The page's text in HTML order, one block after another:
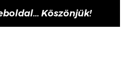
Köszönjük!